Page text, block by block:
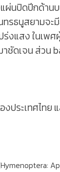
ผ่นปิดปีกด้า
รธนูสยามจ
งแสง ในเ
ดเจน ส่วน
ระเทศไทย